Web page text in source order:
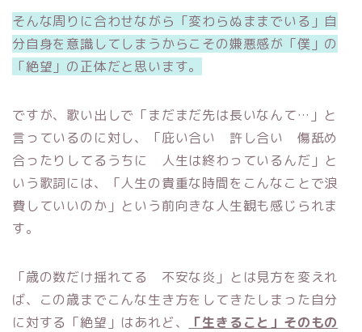
そんな周りに合わせながら「変わらぬままでいる」自
分自身を意識してしまうからこその嫌悪感が「僕」の
「絶望」の正体だと思います。
ですが、歌い出しで「まだまだ先は長いなんて…」と
言っているのに対し、「庇い合い 許し合い 傷舐め
合ったりしてるうちに 人生は終わっているんだ」と
いう歌詞には、「人生の貴重な時間をこんなことで浪
費していいのか」という前向きな人生観も感じられま
す。
「歳の数だけ揺れてる 不安な炎」とは見方を変えれ
ば、この歳までこんな生き方をしてきたしまった自分
に対する「絶望」はあれど、
「生きること」そのもの